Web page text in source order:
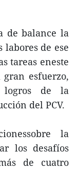
de balance la
de ese
tareas eneste
esfuerzo,
logros de la
del PCV.
la
los desafíos
de cuatro